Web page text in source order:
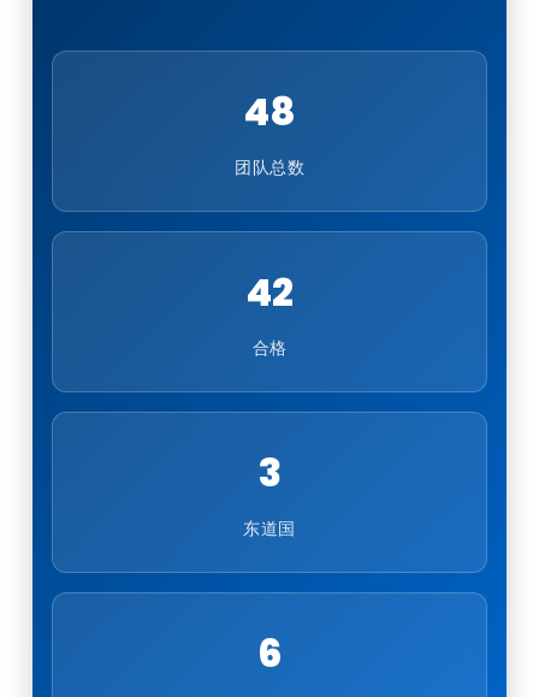
48
团队总数
42
合格
3
东道国
6